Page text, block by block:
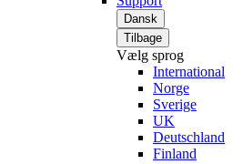
Dansk
Tilbage
Vælg sprog
International
Norge
Sverige
UK
Deutschland
Finland